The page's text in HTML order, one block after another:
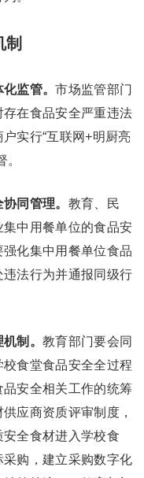
制
化监管。市场监管部门
在食品安全严重违法
实行“互联网+明厨亮
同管理。 教育、民
中用餐单位的食品安
化集中用餐单位食品
法行为并通报同级行
机制。教育部门要会同
食堂食品安全全过程
安全相关工作的统筹
应商资质评审制度，
全食材进入学校食
购，建立采购数字化